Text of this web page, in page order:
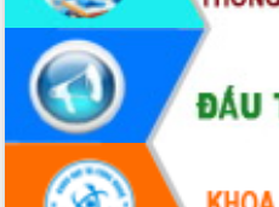
Ứng dụng sinh trắc học - Bước tiến
trong hành trình chuyển đổi số tại Đắk
Lắk
Đắk Lắk nâng cao hiệu quả công tác
Đảng từ Sổ tay đảng viên điện tử
Đắk Lắk đẩy mạnh nuôi biển công
nghệ, hướng tới phát triển thủy sản
bền vững